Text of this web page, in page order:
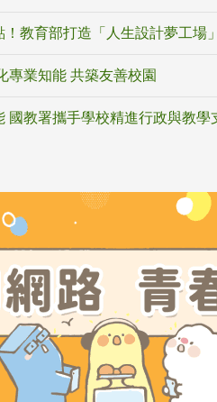
教育部打造「人生設計夢工場
專業知能 共築友善校園
國教署攜手學校精進行政與教學